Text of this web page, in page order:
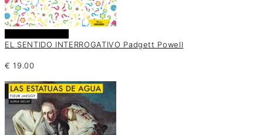
EL SENTIDO INTERROGATIVO Padgett Powell
€ 19.00